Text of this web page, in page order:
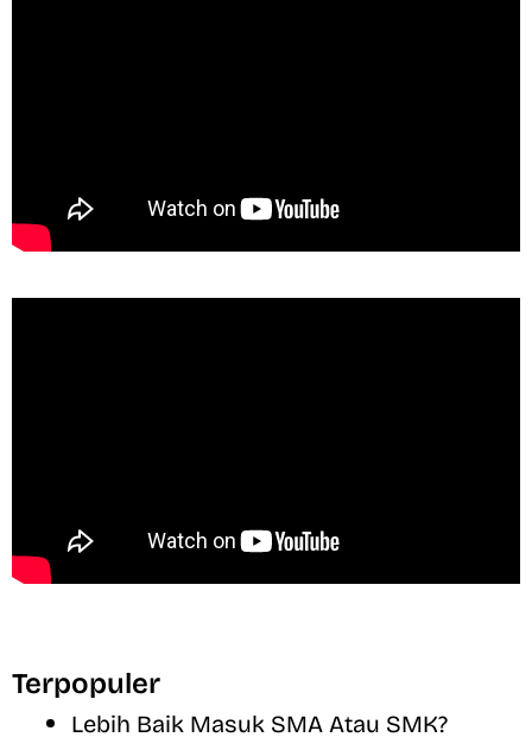
Terpopuler
Lebih Baik Masuk SMA Atau SMK?